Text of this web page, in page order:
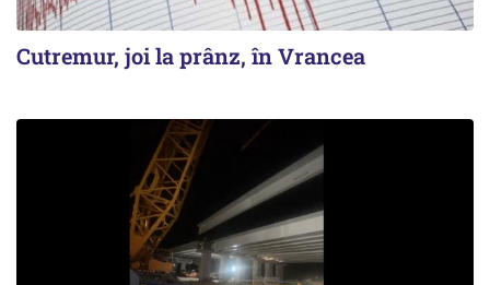
Cutremur, joi la prânz, în Vrancea